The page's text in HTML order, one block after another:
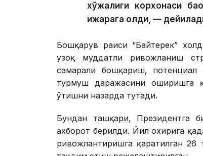
хўжалиги корхонаси
ижарага олди, —
Бошқарув раиси “Байтерек”
узоқ муддатли ривожланиш
самарали бошқариш, потенциал
турмуш даражасини оширишга
ўтишни назарда тутади.
Бундан ташқари, Президентга
ахборот берилди. Йил охирига
ривожлантиришга қаратилган 26